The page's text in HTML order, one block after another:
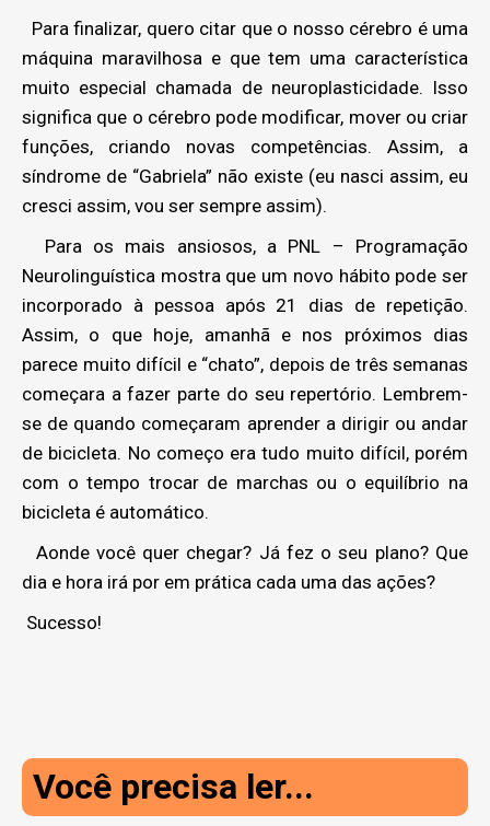
Para finalizar, quero citar que o nosso cérebro é uma
máquina maravilhosa e que tem uma característica
muito especial chamada de neuroplasticidade. Isso
significa que o cérebro pode modificar, mover ou criar
funções, criando novas competências. Assim, a
síndrome de “Gabriela” não existe (eu nasci assim, eu
cresci assim, vou ser sempre assim).
Para os mais ansiosos, a PNL – Programação
Neurolinguística mostra que um novo hábito pode ser
incorporado à pessoa após 21 dias de repetição.
Assim, o que hoje, amanhã e nos próximos dias
parece muito difícil e “chato”, depois de três semanas
começara a fazer parte do seu repertório. Lembrem-
se de quando começaram aprender a dirigir ou andar
de bicicleta. No começo era tudo muito difícil, porém
com o tempo trocar de marchas ou o equilíbrio na
bicicleta é automático.
Aonde você quer chegar? Já fez o seu plano? Que
dia e hora irá por em prática cada uma das ações?
Sucesso!
Você precisa ler...